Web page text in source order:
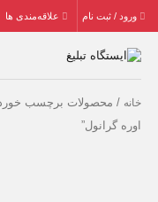
ورود / ثبت نام علاقه‌مندی ها
خانه / محصولات برچسب
اوره گرانول”